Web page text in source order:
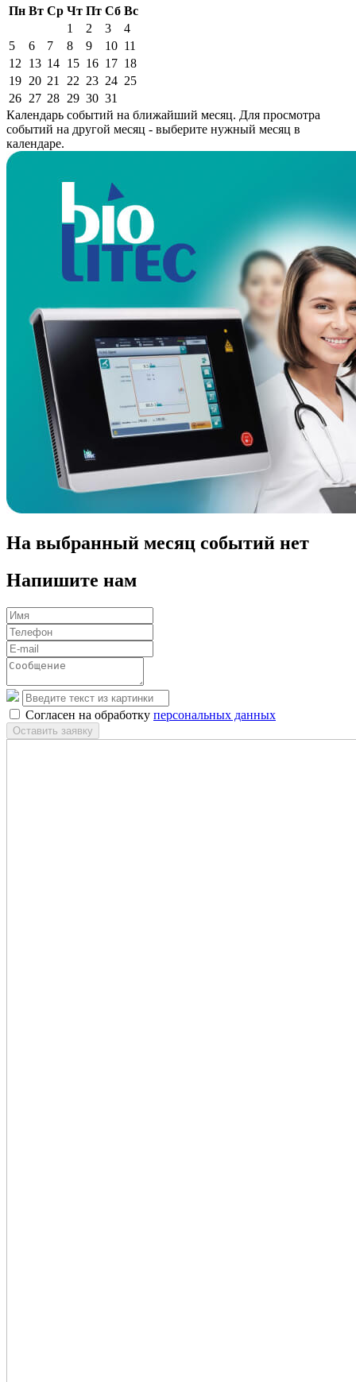
Пн Вт Ср Чт Пт Сб Вс
1
2 3
4
5
6 7 8 9 10 11
12
13 14 15 16 17 18
19 20 21 22 23 24 25
26 27 28 29 30 31
Календарь событий на ближайший месяц. Для просмотра
событий на другой месяц - выберите нужный месяц в
календаре.
На выбранный месяц событий нет
Напишите нам
Согласен на обработку персональных данных
Оставить заявку